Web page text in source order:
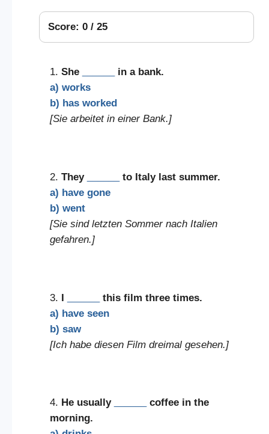
Score: 0 / 25
1. She
in a bank.
a) works
b) has worked
[Sie arbeitet in einer Bank.]
2. They
to Italy last summer.
a) have gone
b) went
[Sie sind letzten Sommer nach Italien
gefahren.]
3. I
this film three times.
a) have seen
b) saw
[Ich habe diesen Film dreimal gesehen.]
4. He usually
coffee in the
morning.